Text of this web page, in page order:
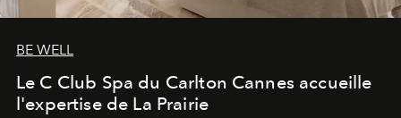
BE WELL
Le C Club Spa du Carlton Cannes accueille
l'expertise de La Prairie